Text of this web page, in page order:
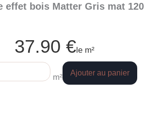
effet bois Matter Gris mat
37.90€le m²
m² Ajouter au panier